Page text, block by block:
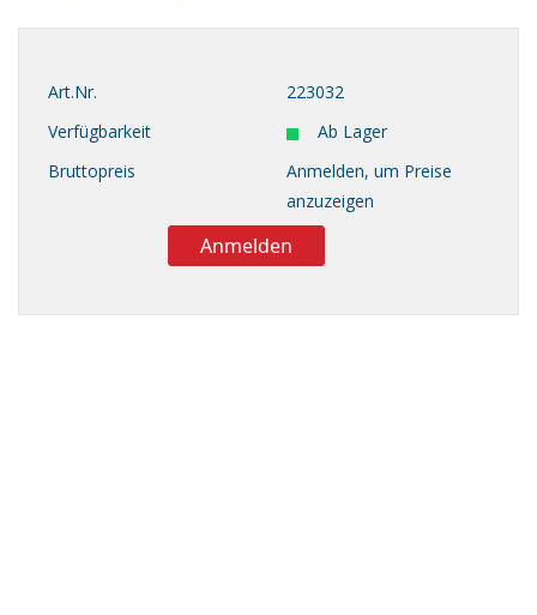
Art.Nr.
223032
Verfügbarkeit
Ab Lager
Bruttopreis
Anmelden, um Preise
anzuzeigen
Anmelden